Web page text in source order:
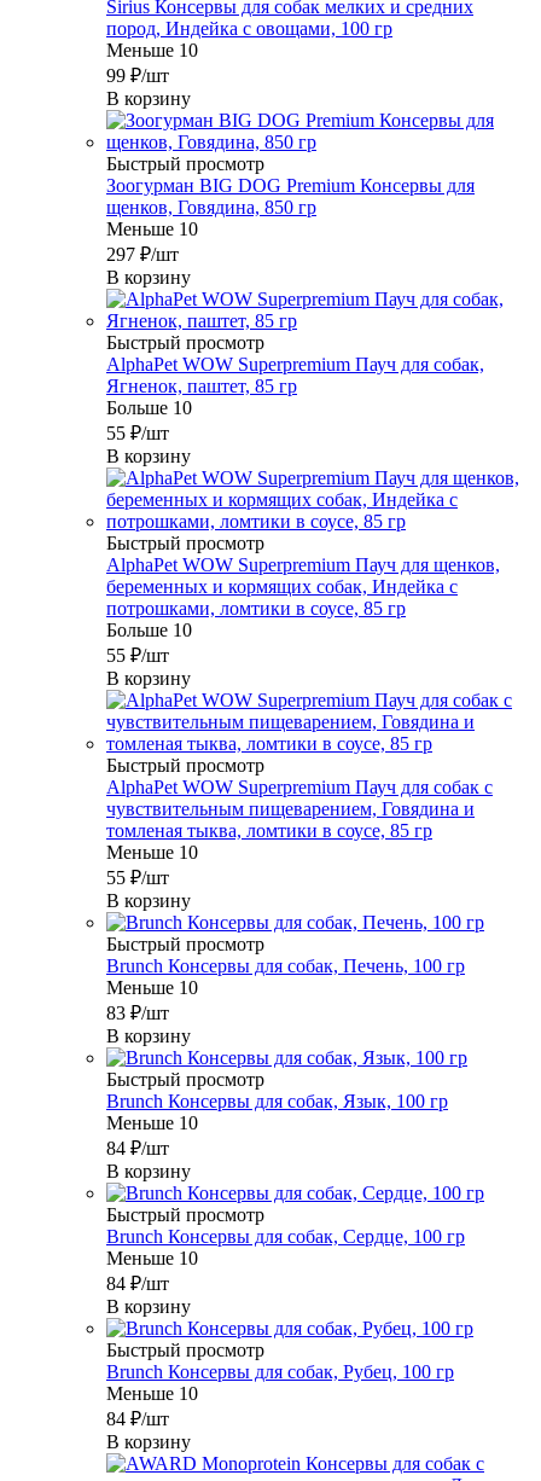
Sirius Консервы для собак мелких и средних
пород, Индейка с овощами, 100 гр
Меньше 10
99 ₽/шт
В корзину
Быстрый просмотр
Зоогурман BIG DOG Premium Консервы для
щенков, Говядина, 850 гр
Меньше 10
297 ₽/шт
В корзину
Быстрый просмотр
AlphaPet WOW Superpremium Пауч для собак,
Ягненок, паштет, 85 гр
Больше 10
55 ₽/шт
В корзину
Быстрый просмотр
AlphaPet WOW Superpremium Пауч для щенков,
беременных и кормящих собак, Индейка с
потрошками, ломтики в соусе, 85 гр
Больше 10
55 ₽/шт
В корзину
Быстрый просмотр
AlphaPet WOW Superpremium Пауч для собак с
чувствительным пищеварением, Говядина и
томленая тыква, ломтики в соусе, 85 гр
Меньше 10
55 ₽/шт
В корзину
Быстрый просмотр
Brunch Консервы для собак, Печень, 100 гр
Меньше 10
83 ₽/шт
В корзину
Быстрый просмотр
Brunch Консервы для собак, Язык, 100 гр
Меньше 10
84 ₽/шт
В корзину
Быстрый просмотр
Brunch Консервы для собак, Сердце, 100 гр
Меньше 10
84 ₽/шт
В корзину
Быстрый просмотр
Brunch Консервы для собак, Рубец, 100 гр
Меньше 10
84 ₽/шт
В корзину